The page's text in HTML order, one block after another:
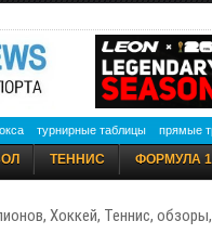
турнирные таблицы прямые
ТЕННИС ФОРМУЛА 1
Хоккей, Теннис,